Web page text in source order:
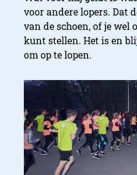
voor andere lopers. Dat
van de schoen, of je wel
kunt stellen. Het is en
om op te lopen.